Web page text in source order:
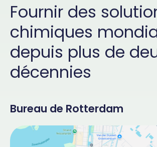
Fournir des
chimiques
depuis plus de
décennies
Bureau de Rotterdam